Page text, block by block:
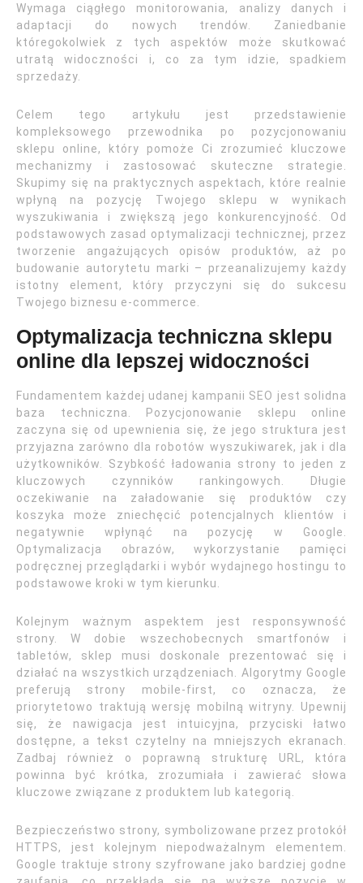
Wymaga ciągłego monitorowania, analizy danych i
adaptacji do nowych trendów. Zaniedbanie
któregokolwiek z tych aspektów może skutkować
utratą widoczności i, co za tym idzie, spadkiem
sprzedaży.
Celem tego artykułu jest przedstawienie
kompleksowego przewodnika po pozycjonowaniu
sklepu online, który pomoże Ci zrozumieć kluczowe
mechanizmy i zastosować skuteczne strategie.
Skupimy się na praktycznych aspektach, które realnie
wpłyną na pozycję Twojego sklepu w wynikach
wyszukiwania i zwiększą jego konkurencyjność. Od
podstawowych zasad optymalizacji technicznej, przez
tworzenie angażujących opisów produktów, aż po
budowanie autorytetu marki – przeanalizujemy każdy
istotny element, który przyczyni się do sukcesu
Twojego biznesu e-commerce.
Optymalizacja techniczna sklepu
online dla lepszej widoczności
Fundamentem każdej udanej kampanii SEO jest solidna
baza techniczna. Pozycjonowanie sklepu online
zaczyna się od upewnienia się, że jego struktura jest
przyjazna zarówno dla robotów wyszukiwarek, jak i dla
użytkowników. Szybkość ładowania strony to jeden z
kluczowych czynników rankingowych. Długie
oczekiwanie na załadowanie się produktów czy
koszyka może zniechęcić potencjalnych klientów i
negatywnie wpłynąć na pozycję w Google.
Optymalizacja obrazów, wykorzystanie pamięci
podręcznej przeglądarki i wybór wydajnego hostingu to
podstawowe kroki w tym kierunku.
Kolejnym ważnym aspektem jest responsywność
strony. W dobie wszechobecnych smartfonów i
tabletów, sklep musi doskonale prezentować się i
działać na wszystkich urządzeniach. Algorytmy Google
preferują strony mobile-first, co oznacza, że
priorytetowo traktują wersję mobilną witryny. Upewnij
się, że nawigacja jest intuicyjna, przyciski łatwo
dostępne, a tekst czytelny na mniejszych ekranach.
Zadbaj również o poprawną strukturę URL, która
powinna być krótka, zrozumiała i zawierać słowa
kluczowe związane z produktem lub kategorią.
Bezpieczeństwo strony, symbolizowane przez protokół
HTTPS, jest kolejnym niepodważalnym elementem.
Google traktuje strony szyfrowane jako bardziej godne